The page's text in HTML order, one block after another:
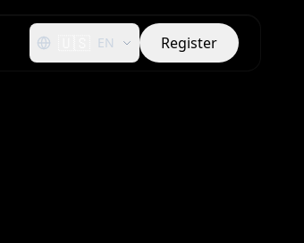
EN Register